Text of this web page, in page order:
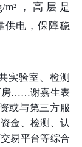
，高层是
供电，保障稳
实验室、检测
房……谢嘉生表
或与第三方服
金、检测、认
易平台等综合